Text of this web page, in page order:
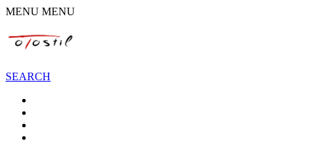
MENU MENU
SEARCH